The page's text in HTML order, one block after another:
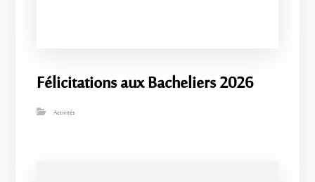
Félicitations aux Bacheliers 2026
Activités